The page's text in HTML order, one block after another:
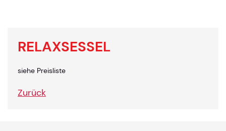
RELAXSESSEL
siehe Preisliste
Zurück